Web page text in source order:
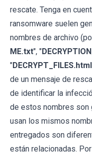
rescate. Tenga en
ransomware suelen
nombres de archivo
ME.txt", "
"DECRYPT_FILES.html
de un mensaje de
de identificar la
de estos nombres son
usan los mismos
entregados son
están relacionadas.